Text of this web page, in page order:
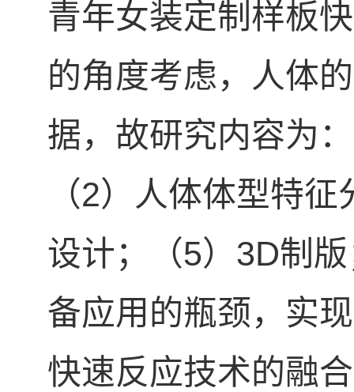
青年女装定制样板
的角度考虑，人体
据，故研究内容为
（2）人体体型特征
设计；（5） 3D制
备应用的瓶颈，实
快速反应技术的融